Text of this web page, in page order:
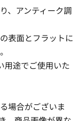
、アンティーク調
表面とフラットに
途でご使用いた
場合がございま